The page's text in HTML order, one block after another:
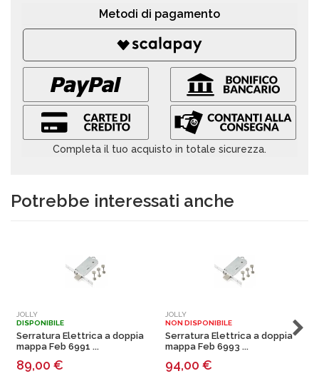
Metodi di pagamento
Completa il tuo acquisto in totale sicurezza.
Potrebbe interessati anche
JOLLY
DISPONIBILE
Serratura Elettrica a doppia
mappa Feb 6991 ...
89,00 €
JOLLY
NON DISPONIBILE
Serratura Elettrica a doppia
mappa Feb 6993 ...
94,00 €